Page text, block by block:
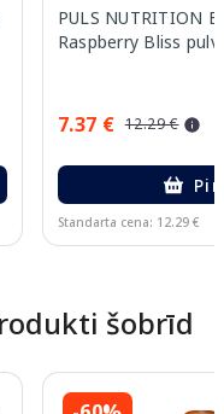
PULS NUTRITION
Raspberry Bliss
7.37 € 12.29 €
Standarta cena: 12.29 €
šobrīd